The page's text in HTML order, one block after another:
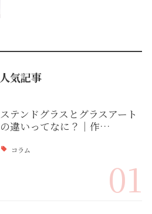
人気記事
ステンドグラスとグラスアート
の違いってなに？｜作…
コラム
01